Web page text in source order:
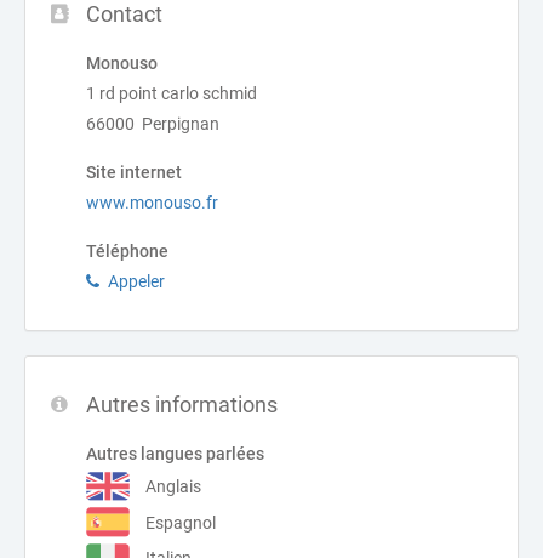
Contact
Monouso
1 rd point carlo schmid
66000 Perpignan
Site internet
www.monouso.fr
Téléphone
Appeler
Autres informations
Autres langues parlées
Anglais
Espagnol